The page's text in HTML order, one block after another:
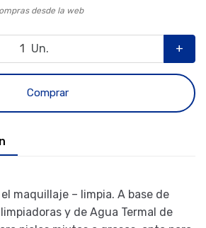
desde la web
Un. +
Comprar
maquillaje – limpia. A base de
y de Agua Termal de